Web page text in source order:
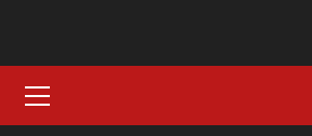
content
Menu